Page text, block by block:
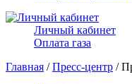
Личный кабинет
Оплата газа
Главная /Пресс-центр /